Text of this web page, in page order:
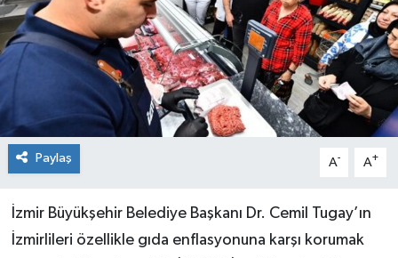
Paylaş A- A+
İzmir Büyükşehir Belediye Başkanı Dr. Cemil Tugay’ın
İzmirlileri özellikle gıda enflasyonuna karşı korumak